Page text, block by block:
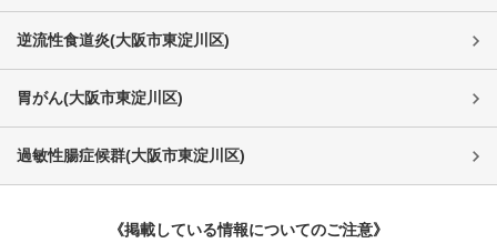
逆流性食道炎(大阪市東淀川区)
胃がん(大阪市東淀川区)
過敏性腸症候群(大阪市東淀川区)
《掲載している情報についてのご注意》